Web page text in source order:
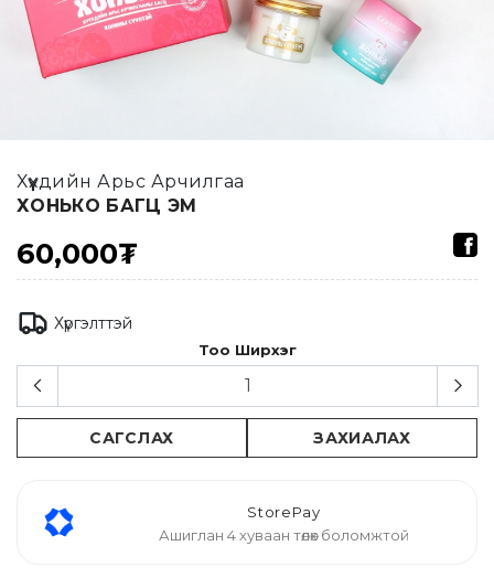
Хүүхдийн Арьс Арчилгаа
ХОНЬКО БАГЦ ЭМ
60,000₮
Хүргэлттэй
Тоо Ширхэг
САГСЛАХ ЗАХИАЛАХ
StorePay
Ашиглан 4 хуваан төлөх боломжтой